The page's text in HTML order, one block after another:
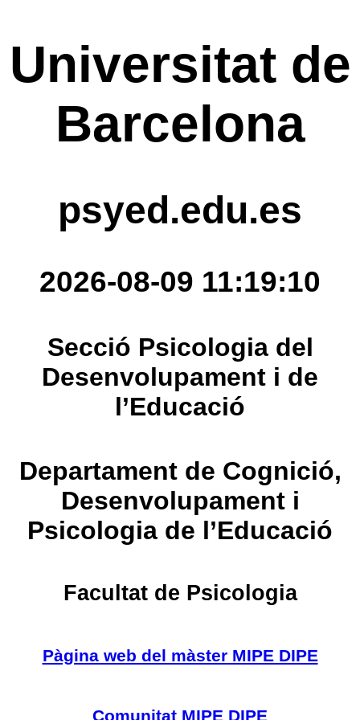
Universitat de
Barcelona
psyed.edu.es
2026-08-09 11:19:10
Secció Psicologia del
Desenvolupament i de
l’Educació
Departament de Cognició,
Desenvolupament i
Psicologia de l’Educació
Facultat de Psicologia
Pàgina web del màster MIPE DIPE
Comunitat MIPE DIPE